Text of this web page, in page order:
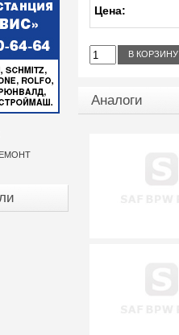
Цена:
В КОРЗИНУ
Аналоги